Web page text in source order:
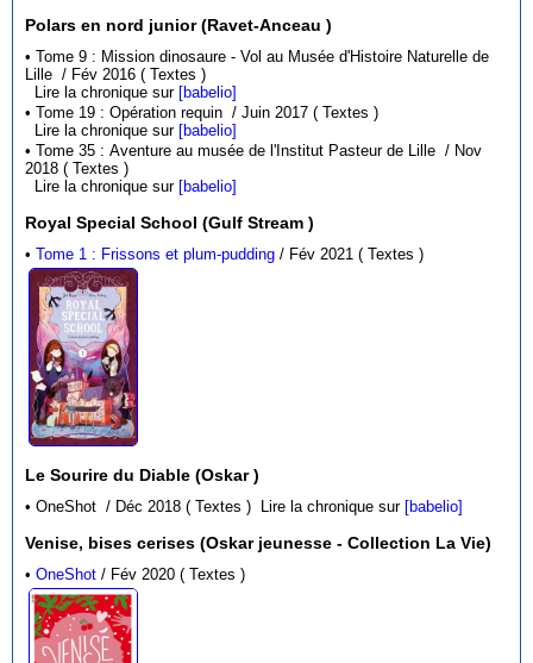
Polars en nord junior (Ravet-Anceau )
• Tome 9 : Mission dinosaure - Vol au Musée d'Histoire Naturelle de
Lille / Fév 2016 ( Textes )
Lire la chronique sur [babelio]
• Tome 19 : Opération requin / Juin 2017 ( Textes )
Lire la chronique sur [babelio]
• Tome 35 : Aventure au musée de l'Institut Pasteur de Lille / Nov
2018 ( Textes )
Lire la chronique sur [babelio]
Royal Special School (Gulf Stream )
•Tome 1 : Frissons et plum-pudding / Fév 2021 ( Textes )
Le Sourire du Diable (Oskar )
• OneShot / Déc 2018 ( Textes ) Lire la chronique sur [babelio]
Venise, bises cerises (Oskar jeunesse - Collection La Vie)
•OneShot / Fév 2020 ( Textes )